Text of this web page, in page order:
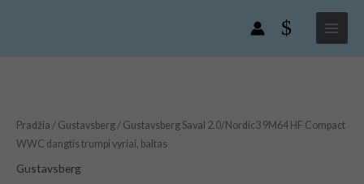
Main
Menu
Pradžia / Gustavsberg / Gustavsberg Saval 2.0/Nordic3 9M64 HF Compact
WWC dangtis trumpi vyriai, baltas
Gustavsberg
Gustavsberg
Saval
2.0/Nordic3
WWC
dangtis
trumpi